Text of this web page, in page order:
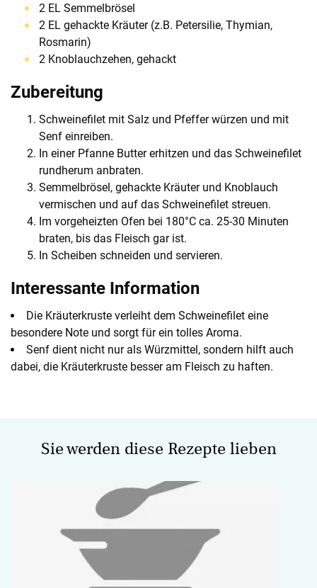
2 EL Semmelbrösel
2 EL gehackte Kräuter (z.B. Petersilie, Thymian,
Rosmarin)
2 Knoblauchzehen, gehackt
Zubereitung
Schweinefilet mit Salz und Pfeffer würzen und mit
Senf einreiben.
In einer Pfanne Butter erhitzen und das Schweinefilet
rundherum anbraten.
Semmelbrösel, gehackte Kräuter und Knoblauch
vermischen und auf das Schweinefilet streuen.
Im vorgeheizten Ofen bei 180°C ca. 25-30 Minuten
braten, bis das Fleisch gar ist.
In Scheiben schneiden und servieren.
Interessante Information
Die Kräuterkruste verleiht dem Schweinefilet eine
besondere Note und sorgt für ein tolles Aroma.
Senf dient nicht nur als Würzmittel, sondern hilft auch
dabei, die Kräuterkruste besser am Fleisch zu haften.
Sie werden diese Rezepte lieben